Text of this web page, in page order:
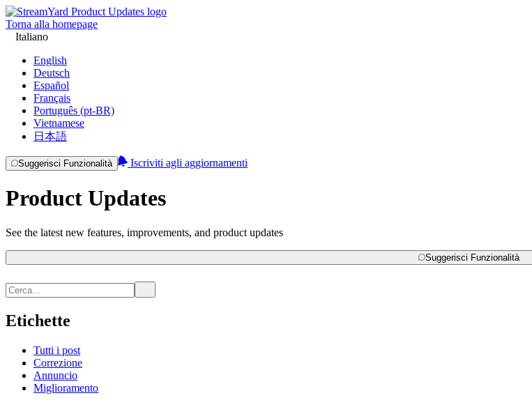
Torna alla homepage
Italiano
English
Deutsch
Español
Français
Português (pt-BR)
Vietnamese
日本語
Suggerisci Funzionalità Iscriviti agli aggiornamenti
Product Updates
See the latest new features, improvements, and product updates
Suggerisci Funzionalità
Etichette
Tutti i post
Correzione
Annuncio
Miglioramento